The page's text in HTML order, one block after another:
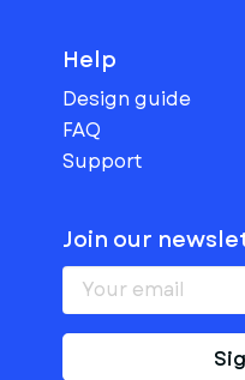
Help
Design guide
FAQ
Support
Join our